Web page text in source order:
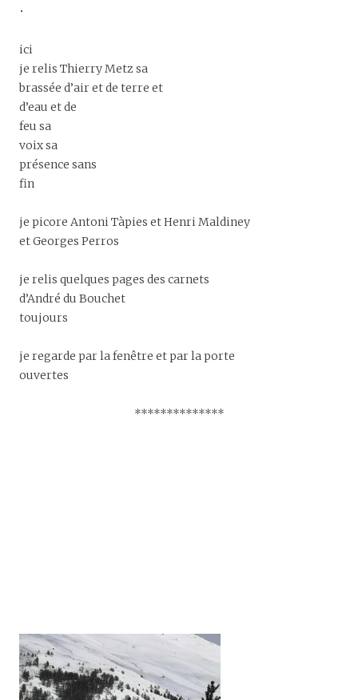
•
ici
je relis Thierry Metz sa
brassée d’air et de terre et
d’eau et de
feu sa
voix sa
présence sans
fin
je picore Antoni Tàpies et Henri Maldiney
et Georges Perros
je relis quelques pages des carnets
d’André du Bouchet
toujours
je regarde par la fenêtre et par la porte
ouvertes
**************